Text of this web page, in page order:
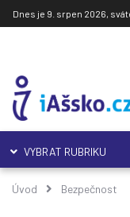
Dnes je 9. srpen 2026,
VYBRAT RUBRIKU
Úvod Bezpečnost